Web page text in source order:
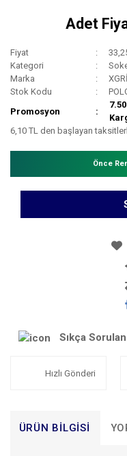
Adet
Fiyat
Kategori
Marka
Stok Kodu
Promosyon
6,10 TL den başlayan
Önce
Sıkça
Hızlı Gönderi
ÜRÜN BILGISI